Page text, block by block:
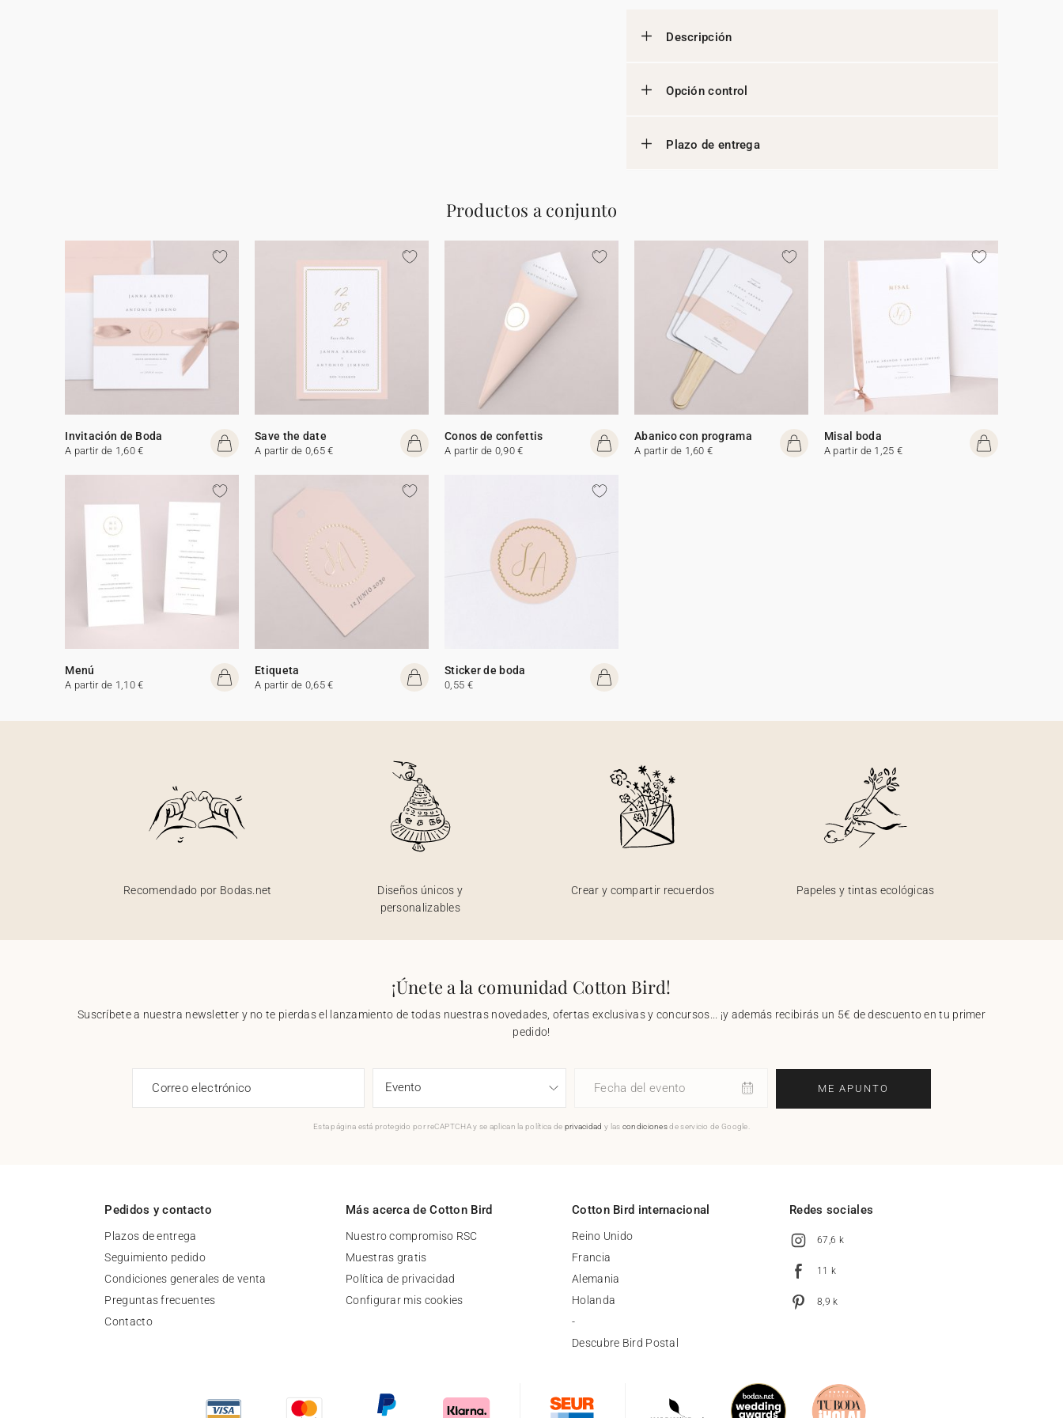
Descripción
Opción control
Plazo de entrega
Productos a conjunto
Invitación de Boda
A partir de 1,60 €
Save the date
A partir de 0,65 €
Conos de confettis
A partir de 0,90 €
Abanico con programa
A partir de 1,60 €
Misal boda
A partir de 1,25 €
Menú
A partir de 1,10 €
Etiqueta
A partir de 0,65 €
Sticker de boda
0,55 €
Recomendado por Bodas.net
Diseños únicos y
personalizables
Crear y compartir recuerdos Papeles y tintas ecológicas
¡Únete a la comunidad Cotton Bird!
Suscríbete a nuestra newsletter y no te pierdas el lanzamiento de todas nuestras novedades, ofertas exclusivas y concursos... ¡y además recibirás un 5€ de descuento en tu primer
pedido!
Correo electrónico Fecha del evento ME APUNTO
Esta página está protegido por reCAPTCHA y se aplican la política de privacidad y las condicionesde servicio de Google.
Pedidos y contacto
Plazos de entrega
Seguimiento pedido
Condiciones generales de venta
Preguntas frecuentes
Contacto
Más acerca de Cotton Bird
Nuestro compromiso RSC
Muestras gratis
Política de privacidad
Configurar mis cookies
Cotton Bird internacional
Reino Unido
Francia
Alemania
Holanda
-
Descubre Bird Postal
Redes sociales
67,6 k
11 k
8,9 k